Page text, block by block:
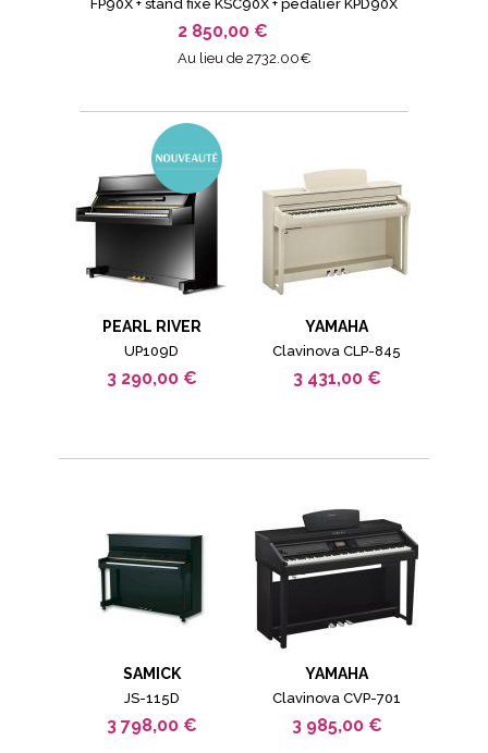
FP90X + stand fixe KSC90X + pédalier KPD90X
2 850,00 €
Au lieu de 2732.00€
PEARL RIVER
UP109D
3 290,00 €
YAMAHA
Clavinova CLP-845
3 431,00 €
SAMICK
JS-115D
3 798,00 €
YAMAHA
Clavinova CVP-701
3 985,00 €